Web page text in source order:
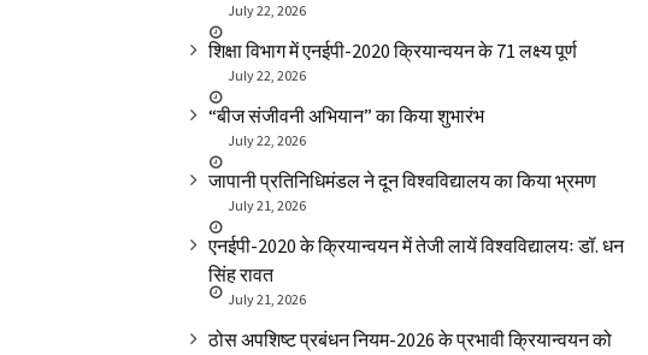
July 22, 2026
शिक्षा विभाग में एनईपी-2020 क्रियान्वयन के 71 लक्ष्य पूर्ण
July 22, 2026
“बीज संजीवनी अभियान” का किया शुभारंभ
July 22, 2026
जापानी प्रतिनिधिमंडल ने दून विश्वविद्यालय का किया भ्रमण
July 21, 2026
एनईपी-2020 के क्रियान्वयन में तेजी लायें विश्वविद्यालयः डॉ. धन
सिंह रावत
July 21, 2026
ठोस अपशिष्ट प्रबंधन नियम-2026 के प्रभावी क्रियान्वयन को